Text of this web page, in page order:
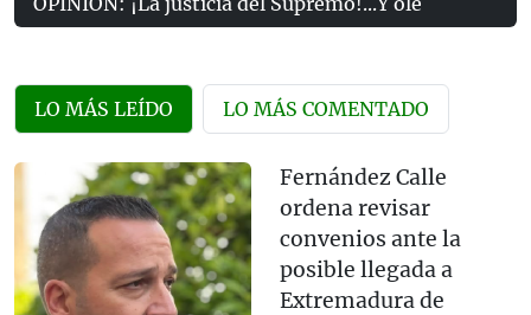
LO MÁS LEÍDO LO MÁS COMENTADO
Fernández Calle
ordena revisar
convenios ante la
posible llegada a
Extremadura de